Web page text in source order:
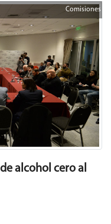
Comisiones
alcohol cero al